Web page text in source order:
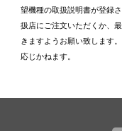
望機種の取扱説明書が登録
扱店にご注文いただくか、
きますようお願い致します
応じかねます。